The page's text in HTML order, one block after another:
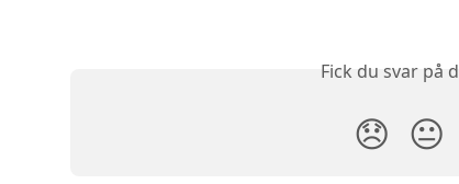
Fick du svar på
😞 😐